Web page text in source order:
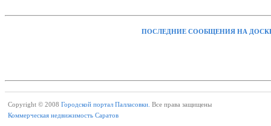
ПОСЛЕДНИЕ СООБЩЕНИЯ НА
Copyright © 2008 Городской портал Палласовки. Все права защищены
Коммерческая недвижимость Саратов